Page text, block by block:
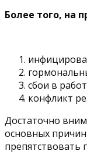
Более того, на
сбои в
конфликт
Достаточно
основных
препятствовать